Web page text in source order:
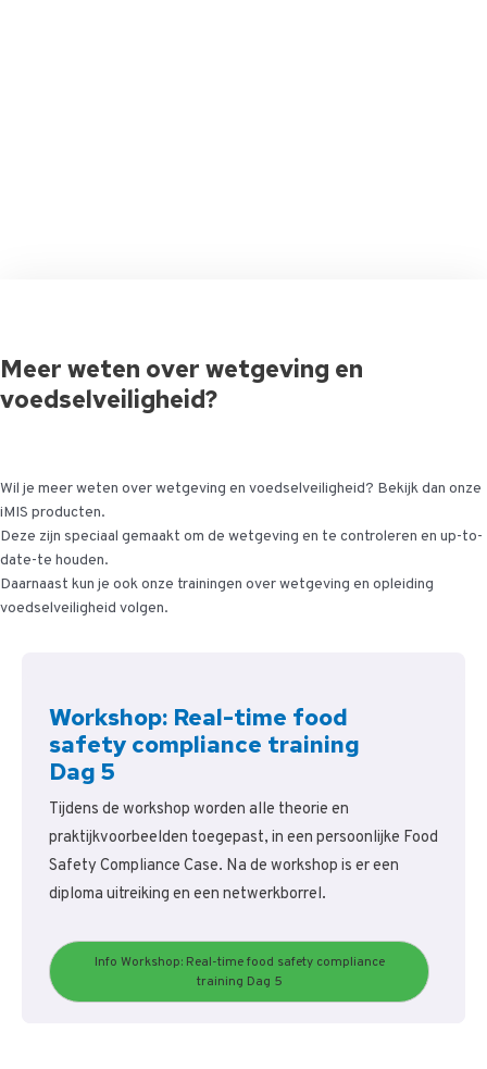
Meer weten over wetgeving en
voedselveiligheid?
Wil je meer weten over wetgeving en voedselveiligheid? Bekijk dan onze
iMIS producten.
Deze zijn speciaal gemaakt om de wetgeving en te controleren en up-to-
date-te houden.
Daarnaast kun je ook onze trainingen over wetgeving en opleiding
voedselveiligheid volgen.
Workshop: Real-time food
safety compliance training
Dag 5
Tijdens de workshop worden alle theorie en
praktijkvoorbeelden toegepast, in een persoonlijke Food
Safety Compliance Case. Na de workshop is er een
diploma uitreiking en een netwerkborrel.
Info Workshop: Real-time food safety compliance
training Dag 5